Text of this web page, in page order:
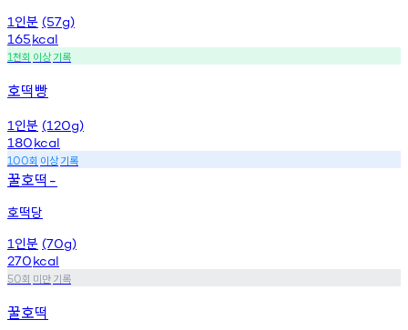
1 인분 (57g)
165kcal
1천회 이상기록
호떡빵
1 인분 (120g)
180kcal
100회 이상기록
꿀호떡 -
호떡당
1 인분 (70g)
270kcal
50회 미만기록
꿀호떡